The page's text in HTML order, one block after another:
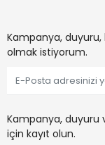
Kampanya,
olmak istiyorum.
Kampanya, duyuru
için kayıt olun.